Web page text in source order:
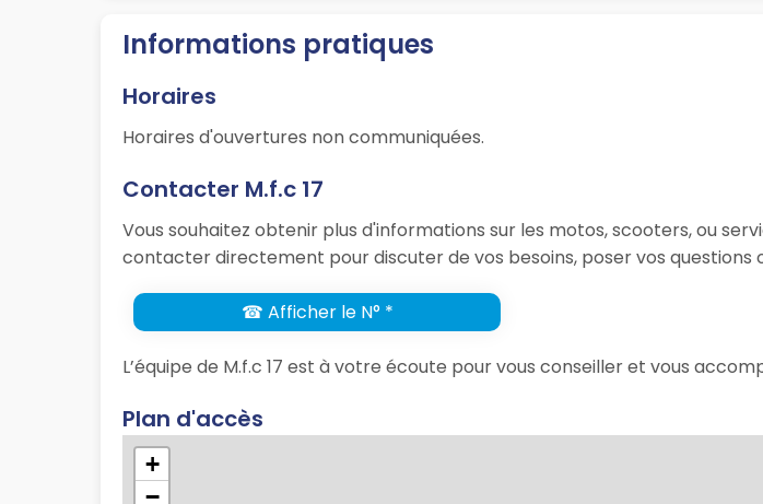
Informations pratiques
Horaires
Horaires d'ouvertures non communiquées.
Contacter M.f.c 17
Vous souhaitez obtenir plus d'informations sur les motos, scooters, ou
contacter directement pour discuter de vos besoins, poser vos questions
☎ Afficher le N° *
L’équipe de M.f.c 17 est à votre écoute pour vous conseiller et vous
Plan d'accès
+
−